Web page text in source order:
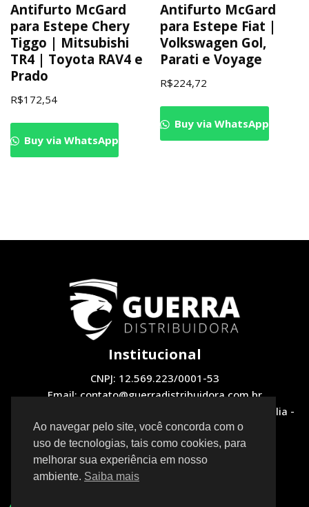
Antifurto McGard
para Estepe Chery
Tiggo | Mitsubishi
TR4 | Toyota RAV4 e
Prado
R$172,54
Buy via WhatsApp
Antifurto McGard
para Estepe Fiat |
Volkswagen Gol,
Parati e Voyage
R$224,72
Buy via WhatsApp
Institucional
CNPJ: 12.569.223/0001-53
Email: contato@guerradistribuidora.com.br
Endereço: QNH 1, LOTE 12 Loja 2 - Taguatinga, Brasília -
DF, 72130-510
Redes Sociais
Ao navegar pelo site, você concorda com o
uso de tecnologias, tais como cookies, para
melhorar sua experiência em nosso
ambiente. Saiba mais